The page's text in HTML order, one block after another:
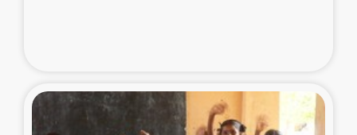
ガザ地区における羊の畜産支援